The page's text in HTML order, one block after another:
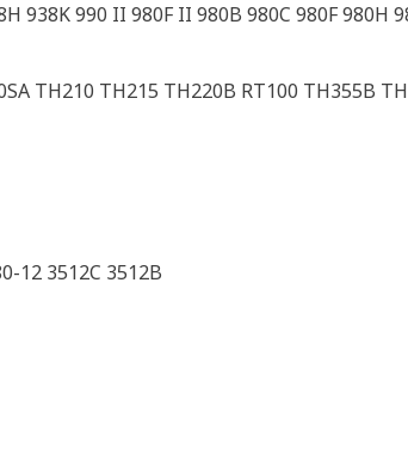
938K 990 II 980F II 980B 980C 980F 980H
TH210 TH215 TH220B RT100 TH355B
12 3512C 3512B